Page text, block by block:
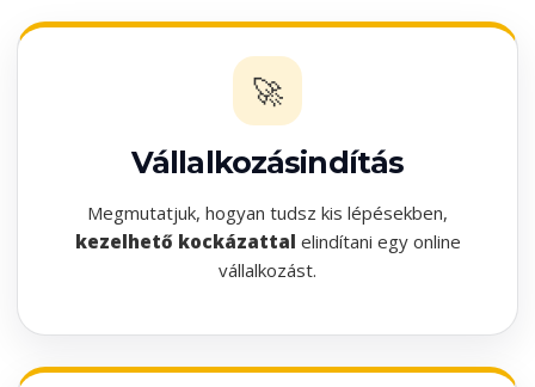
🚀
Vállalkozásindítás
Megmutatjuk, hogyan tudsz kis lépésekben,
kezelhető kockázattal elindítani egy online
vállalkozást.